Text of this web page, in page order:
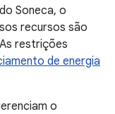
Soneca, o
recursos são
restrições
de energia
o